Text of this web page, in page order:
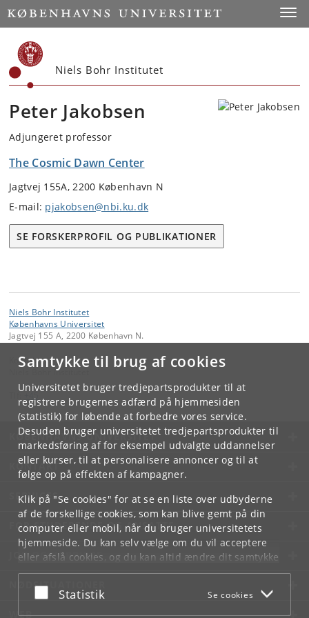
Samtykke til brug af cookies
Universitetet bruger tredjepartsprodukter til at
registrere brugernes adfærd på hjemmesiden
(statistik) for løbende at forbedre vores service.
Desuden bruger universitetet tredjepartsprodukter til
markedsføring af for eksempel udvalgte uddannelser
eller kurser, til at personalisere annoncer og til at
følge op på effekten af kampagner.
Klik på "Se cookies" for at se en liste over udbyderne
af de forskellige cookies, som kan blive gemt på din
computer eller mobil, når du bruger universitetets
hjemmeside. Du kan selv vælge om du vil acceptere
eller afslå cookies, og du kan altid ændre dit samtykke
underCookie- og privatlivspolitiksom du finder i
bunden af hver side.
Acceptér eller afslå
Statistik Se cookies
Start
Niels Bohr Institutet
Peter Jakobsen
Adjungeret professor
The Cosmic Dawn Center
Jagtvej 155A, 2200 København N
E-mail: pjakobsen@nbi.ku.dk
SE FORSKERPROFIL OG PUBLIKATIONER
Niels Bohr Institutet
Københavns Universitet
Jagtvej 155 A, 2200 København N.
Kontakt:
Niels Bohr Institutet
KØBENHAVNS UNIVERSITET
KONTAKT
SERVICES
FOR STUDERENDE OG ANSATTE
JOB OG KARRIERE
NØDSITUATIONER
WEB